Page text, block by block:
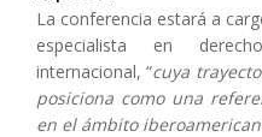
La conferencia estará a
especialista en
internacional, “cuya
posiciona como una
en el ámbito